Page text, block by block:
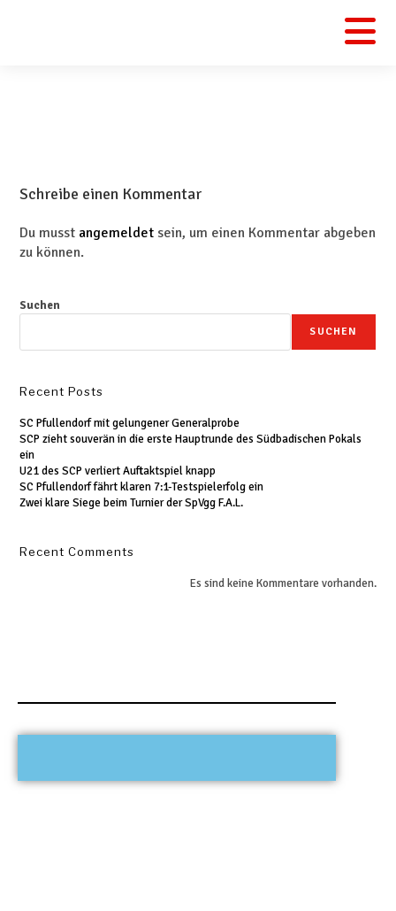
Schreibe einen Kommentar
Du musst angemeldet sein, um einen Kommentar abgeben
zu können.
Suchen
SUCHEN
Recent Posts
SC Pfullendorf mit gelungener Generalprobe
SCP zieht souverän in die erste Hauptrunde des Südbadischen Pokals
ein
U21 des SCP verliert Auftaktspiel knapp
SC Pfullendorf fährt klaren 7:1-Testspielerfolg ein
Zwei klare Siege beim Turnier der SpVgg F.A.L.
Recent Comments
Es sind keine Kommentare vorhanden.